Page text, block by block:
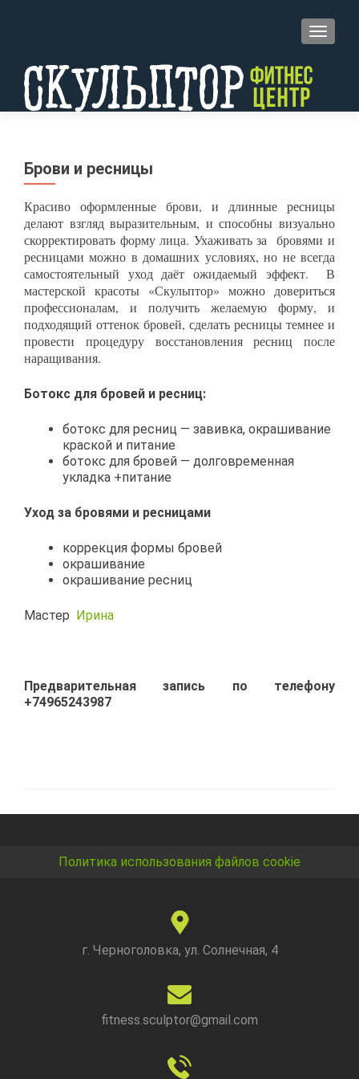
Брови и ресницы
Красиво оформленные брови, и длинные ресницы
делают взгляд выразительным, и способны визуально
скорректировать форму лица. Ухаживать за бровями и
ресницами можно в домашних условиях, но не всегда
самостоятельный уход даёт ожидаемый эффект. В
мастерской красоты «Скульптор» можно довериться
профессионалам, и получить желаемую форму, и
подходящий оттенок бровей, сделать ресницы темнее и
провести процедуру восстановления ресниц после
наращивания.
Ботокс для бровей и ресниц:
ботокс для ресниц — завивка, окрашивание
краской и питание
ботокс для бровей — долговременная
укладка +питание
Уход за бровями и ресницами
коррекция формы бровей
окрашивание
окрашивание ресниц
Мастер Ирина
Предварительная запись по телефону
+74965243987
Политика использования файлов cookie
г. Черноголовка, ул. Солнечная, 4
fitness.sculptor@gmail.com